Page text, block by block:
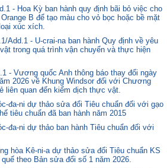
- Hoa Kỳ ban hành quy định bãi bỏ việc cho
B để tạo màu cho vỏ bọc hoặc bề mặt
xúc xích.
Add.1 - U-crai-na ban hành Quy định về yêu
trong quá trình vận chuyển và thực hiện
- Vương quốc Anh thông báo thay đổi ngày
2026 về Khung Windsor đối với Chương
liên quan đến kiểm dịch thực vật.
đa-ni dự thảo sửa đổi Tiêu chuẩn đối với gạo
tiêu chuẩn đã ban hành năm 2015
đa-ni dự thảo ban hành Tiêu chuẩn đối với
hòa Kê-ni-a dự thảo sửa đổi Tiêu chuẩn KS
theo Bản sửa đổi số 1 năm 2026.